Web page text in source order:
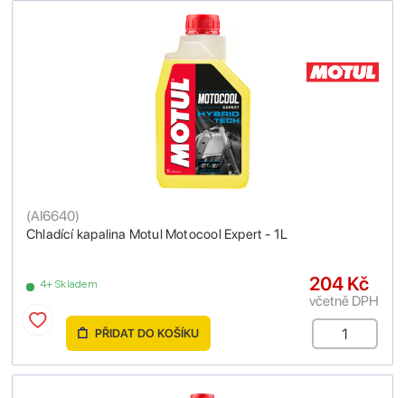
Chladící kapalina Motul Motocool Expert - 1L
(AI6640)
4+ Skladem 204 Kč
včetně DPH
PŘIDAT DO KOŠÍKU